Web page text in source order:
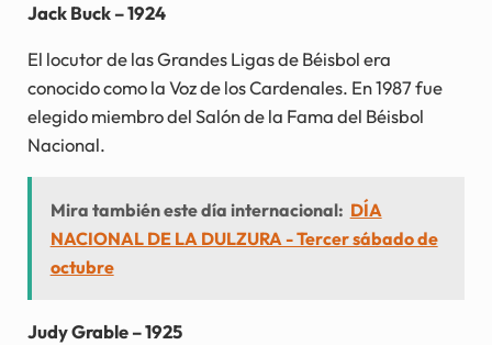
Jack Buck – 1924
El locutor de las Grandes Ligas de Béisbol era
conocido como la Voz de los Cardenales. En 1987 fue
elegido miembro del Salón de la Fama del Béisbol
Nacional.
Mira también este día internacional: DÍA
NACIONAL DE LA DULZURA - Tercer sábado de
octubre
Judy Grable – 1925